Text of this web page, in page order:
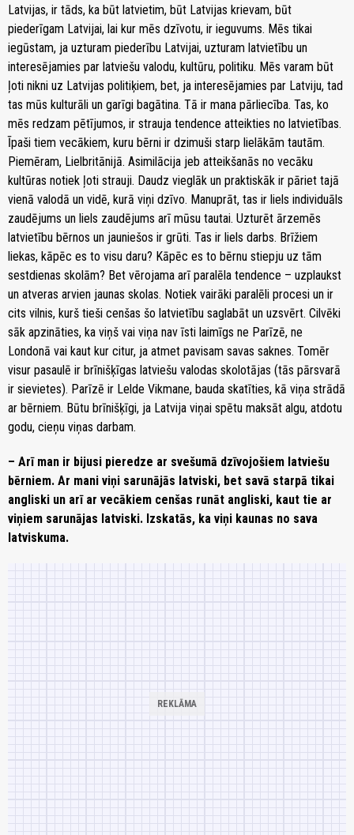
Latvijas, ir tāds, ka būt latvietim, būt Latvijas krievam, būt
piederīgam Latvijai, lai kur mēs dzīvotu, ir ieguvums. Mēs tikai
iegūstam, ja uzturam piederību Latvijai, uzturam latvietību un
interesējamies par latviešu valodu, kultūru, politiku. Mēs varam būt
ļoti nikni uz Latvijas politiķiem, bet, ja interesējamies par Latviju, tad
tas mūs kulturāli un garīgi bagātina. Tā ir mana pārliecība. Tas, ko
mēs redzam pētījumos, ir strauja tendence atteikties no latvietības.
Īpaši tiem vecākiem, kuru bērni ir dzimuši starp lielākām tautām.
Piemēram, Lielbritānijā. Asimilācija jeb atteikšanās no vecāku
kultūras notiek ļoti strauji. Daudz vieglāk un praktiskāk ir pāriet tajā
vienā valodā un vidē, kurā viņi dzīvo. Manuprāt, tas ir liels individuāls
zaudējums un liels zaudējums arī mūsu tautai. Uzturēt ārzemēs
latvietību bērnos un jauniešos ir grūti. Tas ir liels darbs. Brīžiem
liekas, kāpēc es to visu daru? Kāpēc es to bērnu stiepju uz tām
sestdienas skolām? Bet vērojama arī paralēla tendence – uzplaukst
un atveras arvien jaunas skolas. Notiek vairāki paralēli procesi un ir
cits vilnis, kurš tieši cenšas šo latvietību saglabāt un uzsvērt. Cilvēki
sāk apzināties, ka viņš vai viņa nav īsti laimīgs ne Parīzē, ne
Londonā vai kaut kur citur, ja atmet pavisam savas saknes. Tomēr
visur pasaulē ir brīnišķīgas latviešu valodas skolotājas (tās pārsvarā
ir sievietes). Parīzē ir Lelde Vikmane, bauda skatīties, kā viņa strādā
ar bērniem. Būtu brīnišķīgi, ja Latvija viņai spētu maksāt algu, atdotu
godu, cieņu viņas darbam.
– Arī man ir bijusi pieredze ar svešumā dzīvojošiem latviešu
bērniem. Ar mani viņi sarunājās latviski, bet savā starpā tikai
angliski un arī ar vecākiem cenšas runāt angliski, kaut tie ar
viņiem sarunājas latviski. Izskatās, ka viņi kaunas no sava
latviskuma.